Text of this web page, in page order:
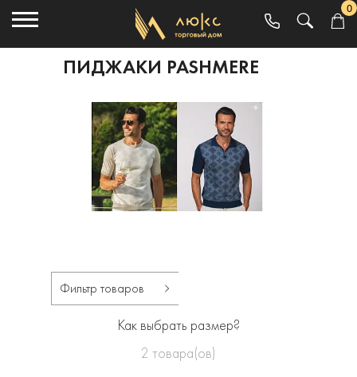
0
ПИДЖАКИ PASHMERE
Фильтр товаров
Как выбрать размер?
2 товара(ов)